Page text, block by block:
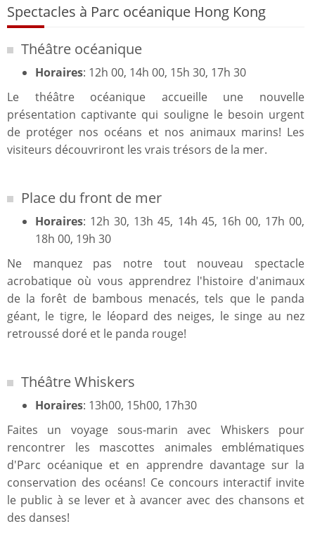
Spectacles à Parc océanique Hong Kong
Théâtre océanique
Horaires: 12h 00, 14h 00, 15h 30, 17h 30
Le théâtre océanique accueille une nouvelle
présentation captivante qui souligne le besoin urgent
de protéger nos océans et nos animaux marins! Les
visiteurs découvriront les vrais trésors de la mer.
Place du front de mer
Horaires: 12h 30, 13h 45, 14h 45, 16h 00, 17h 00,
18h 00, 19h 30
Ne manquez pas notre tout nouveau spectacle
acrobatique où vous apprendrez l'histoire d'animaux
de la forêt de bambous menacés, tels que le panda
géant, le tigre, le léopard des neiges, le singe au nez
retroussé doré et le panda rouge!
Théâtre Whiskers
Horaires: 13h00, 15h00, 17h30
Faites un voyage sous-marin avec Whiskers pour
rencontrer les mascottes animales emblématiques
d'Parc océanique et en apprendre davantage sur la
conservation des océans! Ce concours interactif invite
le public à se lever et à avancer avec des chansons et
des danses!